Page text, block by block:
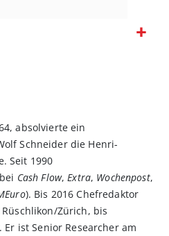
absolvierte ein
Schneider die Henri-
Seit 1990
Cash Flow, Extra, Wochenpost,
). Bis 2016 Chefredaktor
Zürich, bis
Er ist Senior Researcher am